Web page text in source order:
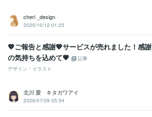
cheri _design
2025/10/12 01:25
💖ご報告と感謝💖サービスが売れました！感謝
の気持ちを込めて💗
記事
デザイン・イラスト
北川 愛 キタガワアイ
2026/07/09 05:54